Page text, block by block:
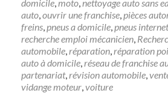
domicile,moto,nettoyage auto sans
auto,ouvrir une franchise,pièces
freins,pneus a domicile,pneus internet
recherche emploi mécanicien,
automobile,réparation,réparation
auto à domicile,réseau de franchise
partenariat,révision automobile,
vidange moteur,voiture